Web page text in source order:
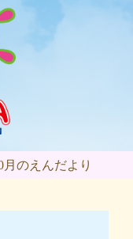
月のえんだより